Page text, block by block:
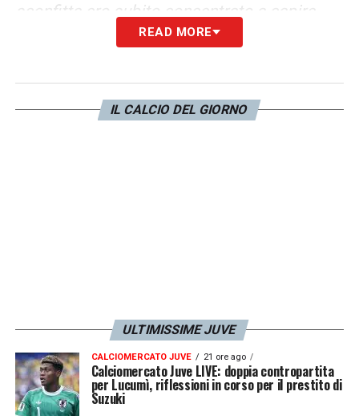
sconfitta ero subito concentrato a capire
come migliorare e superare questo risultato.
squadra. Ci sono soltanto piccolezze da
correggere. Condizione? Ci sono tante
READ MORE
IL CALCIO DEL GIORNO
ULTIMISSIME JUVE
CALCIOMERCATO JUVE 21 ore ago
Calciomercato Juve LIVE: doppia contropartita
per Lucumì, riflessioni in corso per il prestito di
Suzuki